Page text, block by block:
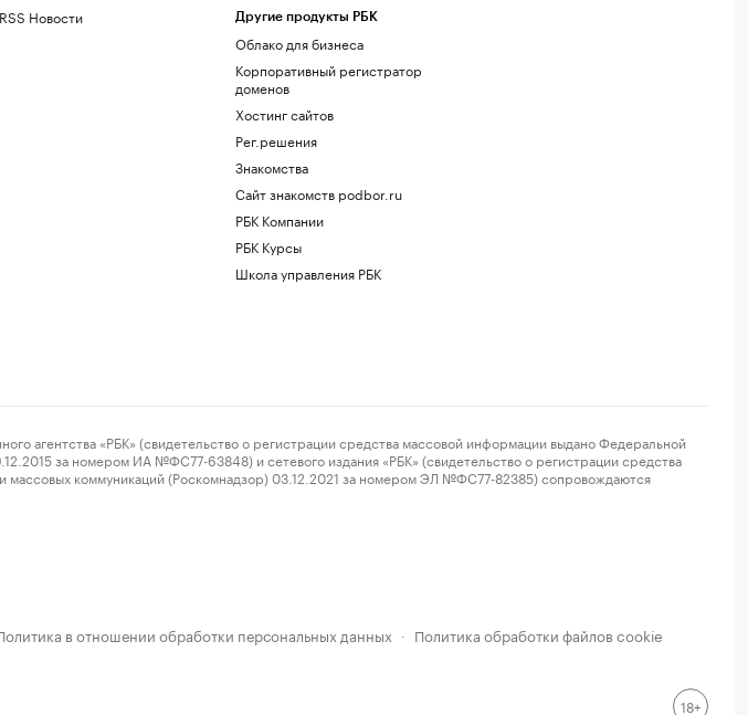
RSS Новости Другие продукты РБК
Облако для бизнеса
Корпоративный регистратор
доменов
Хостинг сайтов
Рег.решения
Знакомства
Сайт знакомств podbor.ru
РБК Компании
РБК Курсы
Школа управления РБК
«РБК» (свидетельство о регистрации средства массовой информации выдано Федеральной
за номером ИА №ФС77-63848) и сетевого издания «РБК» (свидетельство о регистрации средства
коммуникаций (Роскомнадзор) 03.12.2021 за номером ЭЛ №ФС77-82385) сопровождаются
в отношении обработки персональных данных · Политика обработки файлов cookie
18+